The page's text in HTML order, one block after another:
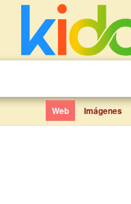
Web Imágenes